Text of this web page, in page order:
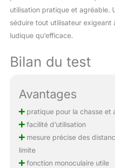
utilisation pratique et agréable.
séduire tout utilisateur exigeant
ludique qu’efficace.
Bilan du test
Avantages
pratique pour la chasse et
facilité d’utilisation
mesure précise des
limite
fonction monoculaire utile